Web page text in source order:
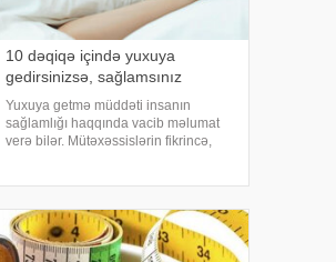
10 dəqiqə içində yuxuya
gedirsinizsə, sağlamsınız
Yuxuya getmə müddəti insanın
sağlamlığı haqqında vacib məlumat
verə bilər. Mütəxəssislərin fikrincə,
sözlərinə görə